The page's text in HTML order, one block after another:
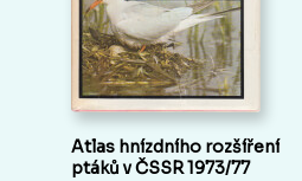
Atlas hnízdního rozšíření
ptáků v ČSSR 1973/77